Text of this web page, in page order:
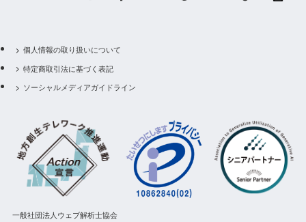
個人情報の取り扱いについて
特定商取引法に基づく表記
ソーシャルメディアガイドライン
一般社団法人ウェブ解析士協会